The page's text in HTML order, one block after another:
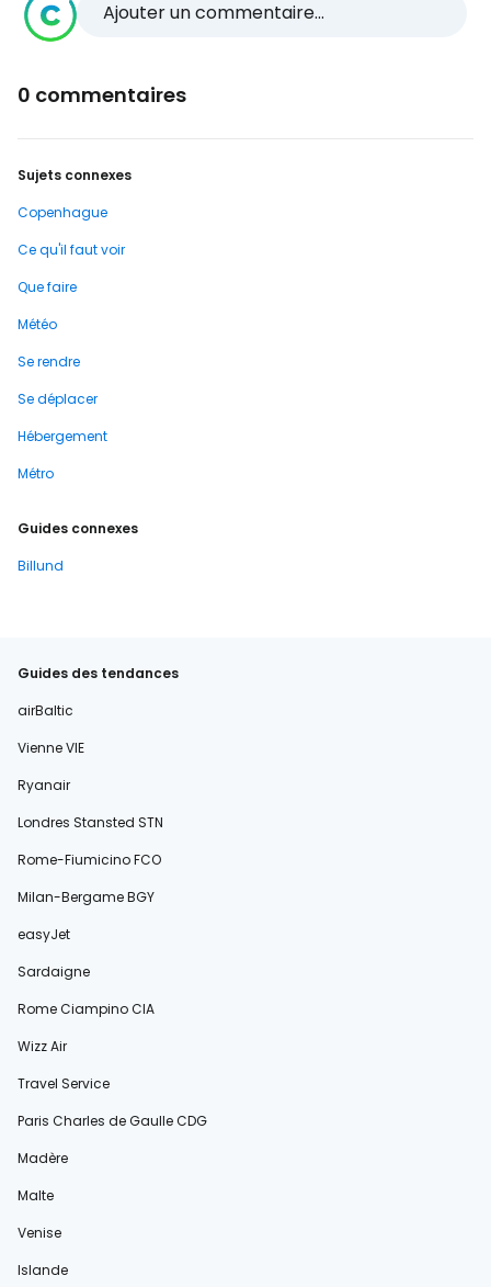
Ajouter un commentaire...
0 commentaires
Sujets connexes
Copenhague
Ce qu'il faut voir
Que faire
Météo
Se rendre
Se déplacer
Hébergement
Métro
Guides connexes
Billund
Guides des tendances
airBaltic
Vienne VIE
Ryanair
Londres Stansted STN
Rome-Fiumicino FCO
Milan-Bergame BGY
easyJet
Sardaigne
Rome Ciampino CIA
Wizz Air
Travel Service
Paris Charles de Gaulle CDG
Madère
Malte
Venise
Islande